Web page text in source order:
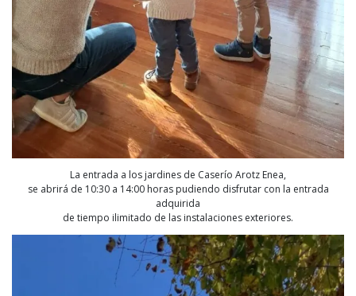
La entrada a los jardines de Caserío Arotz Enea,
se abrirá de 10:30 a 14:00 horas pudiendo disfrutar con la entrada
adquirida
de tiempo ilimitado de las instalaciones exteriores.